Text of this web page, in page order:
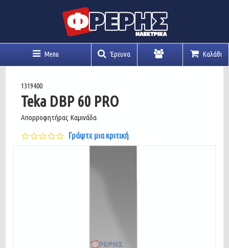
Menu Έρευνα Καλάθι
1319400
Teka DBP 60 PRO
Απορροφητήρας Καμινάδα
0.0
star
Γράψτε μια κριτική